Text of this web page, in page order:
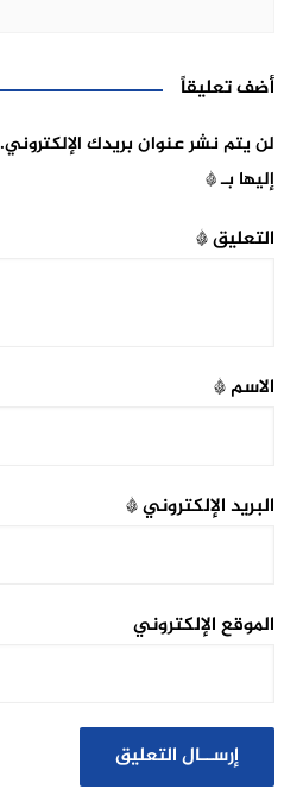
أضف تعليقاً
لن يتم نشر عنوان بريدك الإلكتروني.
إليها بـ*
التعليق*
الاسم*
البريد الإلكتروني*
الموقع الإلكتروني